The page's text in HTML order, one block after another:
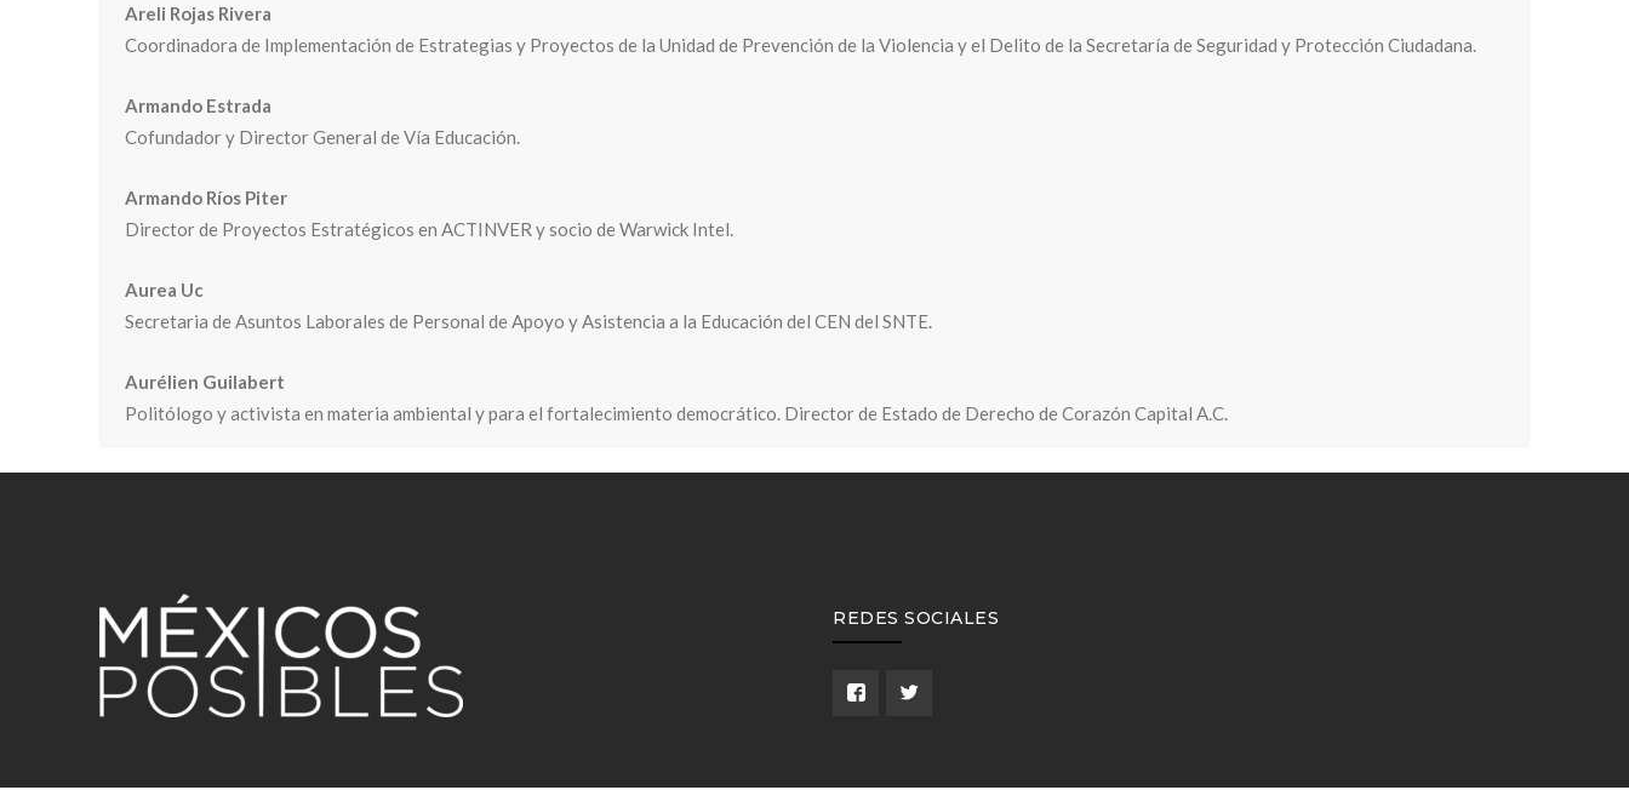
Areli Rojas Rivera
Coordinadora de Implementación de Estrategias y Proyectos de la Unidad de Prevención de la Violencia y el Delito de la Secretaría de Seguridad y Protección Ciudadana.
Armando Estrada
Cofundador y Director General de Vía Educación.
Armando Ríos Piter
Director de Proyectos Estratégicos en ACTINVER y socio de Warwick Intel.
Aurea Uc
Secretaria de Asuntos Laborales de Personal de Apoyo y Asistencia a la Educación del CEN del SNTE.
Aurélien Guilabert
Politólogo y activista en materia ambiental y para el fortalecimiento democrático. Director de Estado de Derecho de Corazón Capital A.C.
REDES SOCIALES